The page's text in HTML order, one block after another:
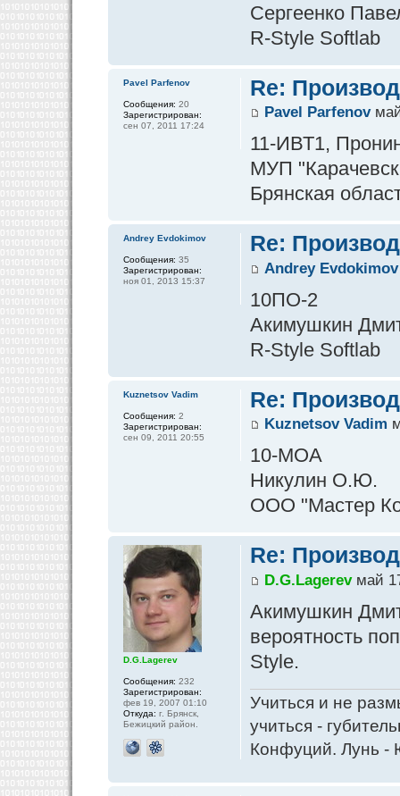
Сергеенко
R-Style Softlab
Re:
Pavel Parfenovмай
11-ИВТ1,
МУП
Брянская
Pavel Parfenov
Сообщения: 20
Зарегистрирован:
сен 07, 2011 17:24
Re:
Andrey Evdokimov
10ПО-2
Акимушкин
R-Style Softlab
Andrey Evdokimov
Сообщения: 35
Зарегистрирован:
ноя 01, 2013 15:37
Re:
Kuznetsov Vadim
10-МОА
Никулин О.Ю.
ООО "Мастер
Kuznetsov Vadim
Сообщения: 2
Зарегистрирован:
сен 09, 2011 20:55
Re:
D.G.Lagerevмай
Акимушкин
вероятность
Style.
Учиться и не
учиться -
Конфуций. Лунь -
D.G.Lagerev
Сообщения: 232
Зарегистрирован:
фев 19, 2007 01:10
Откуда: г. Брянск,
Бежицкий район.